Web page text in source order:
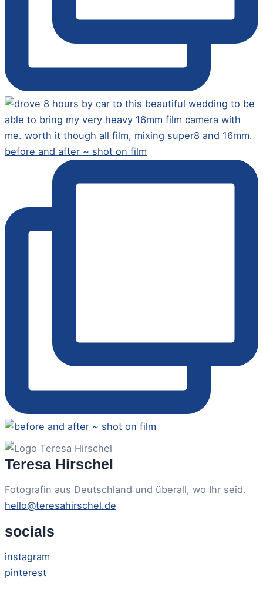
before and after ~ shot on film
Teresa Hirschel
Fotografin aus Deutschland und überall, wo Ihr seid.
hello@teresahirschel.de
socials
instagram
pinterest